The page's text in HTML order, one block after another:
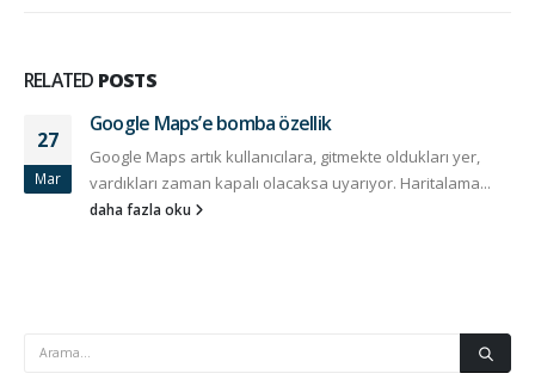
RELATED POSTS
27
Mar
Google Maps’e bomba özellik
Google Maps artık kullanıcılara, gitmekte oldukları yer,
vardıkları zaman kapalı olacaksa uyarıyor. Haritalama...
daha fazla oku